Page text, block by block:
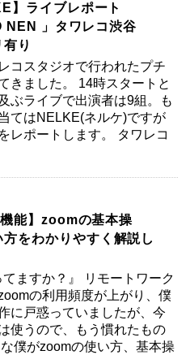
】ライブレポート
NEN 」タワレコ渋谷
り
コスタジオで行われたプチ
きました。 14時スタートと
ぶライブで出演者は9組。も
てはNELKE(ネルケ)ですが
レポートします。 タワレコ
能】zoomの基本操
をわかりやすく解説し
てますか？』 リモートワーク
の利用頻度が上がり、僕
に戸惑っていましたが、今
使うので、もう慣れたもの
僕がzoomの使い方、基本操